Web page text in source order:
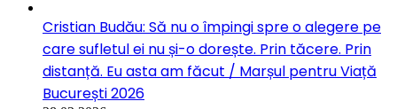
Cristian Budău: Să nu o împingi spre o alegere pe
care sufletul ei nu și-o dorește. Prin tăcere. Prin
distanță. Eu asta am făcut / Marșul pentru Viață
București 2026